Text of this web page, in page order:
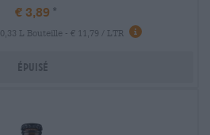
€ 3,89
0,33 L Bouteille - € 11,79 / LTR
Épuisé